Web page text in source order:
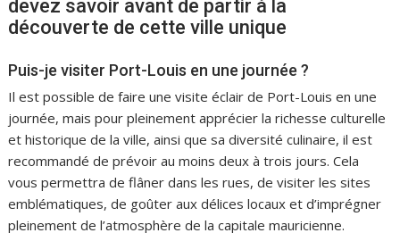
devez savoir avant de partir à la
découverte de cette ville unique
Puis-je visiter Port-Louis en une journée ?
Il est possible de faire une visite éclair de Port-Louis en une
journée, mais pour pleinement apprécier la richesse culturelle
et historique de la ville, ainsi que sa diversité culinaire, il est
recommandé de prévoir au moins deux à trois jours. Cela
vous permettra de flâner dans les rues, de visiter les sites
emblématiques, de goûter aux délices locaux et d’imprégner
pleinement de l’atmosphère de la capitale mauricienne.